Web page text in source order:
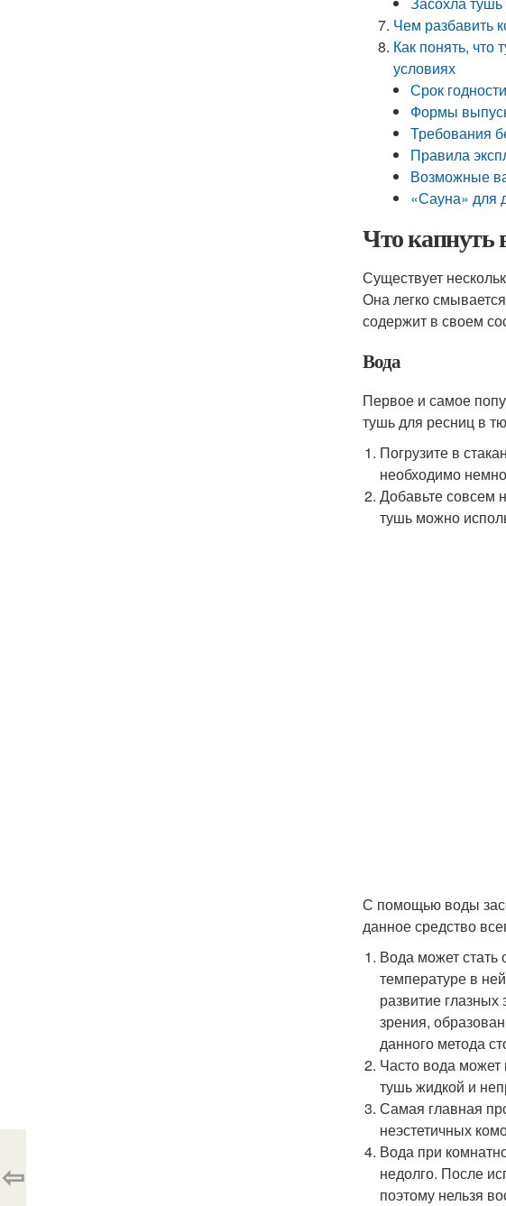
Чем разбавить
Как понять, что
условиях
Срок
Формы
Требования
Правила
Возможные
«Сауна» для
Что капнуть
Существует
Она легко
содержит в своем
Вода
Первое и самое
тушь для ресниц в
Погрузите в
необходимо
Добавьте совсем
тушь можно
С помощью воды
данное средство
Вода может
температуре в
развитие
зрения,
данного метода
Часто вода
тушь жидкой и
Самая главная
неэстетичных
Вода при
недолго. После
поэтому нельзя
⇦